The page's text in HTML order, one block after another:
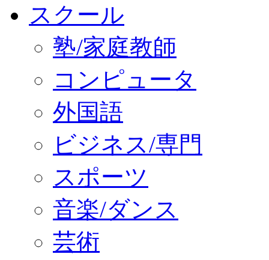
スクール
塾/家庭教師
コンピュータ
外国語
ビジネス/専門
スポーツ
音楽/ダンス
芸術